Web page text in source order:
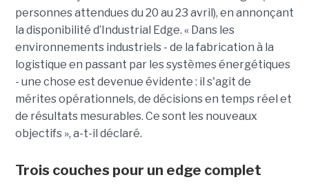
personnes attendues du 20 au 23 avril), en annonçant
la disponibilité d’Industrial Edge. « Dans les
environnements industriels - de la fabrication à la
logistique en passant par les systèmes énergétiques
- une chose est devenue évidente : il s'agit de
mérites opérationnels, de décisions en temps réel et
de résultats mesurables. Ce sont les nouveaux
objectifs », a-t-il déclaré.
Trois couches pour un edge complet